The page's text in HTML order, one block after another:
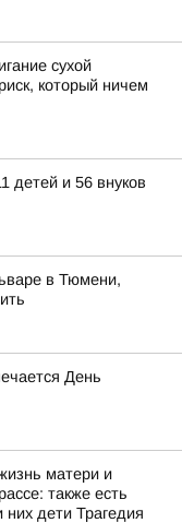
сухой
который ничем
детей и 56 внуков
в Тюмени,
День
матери и
также есть
дети Трагедия